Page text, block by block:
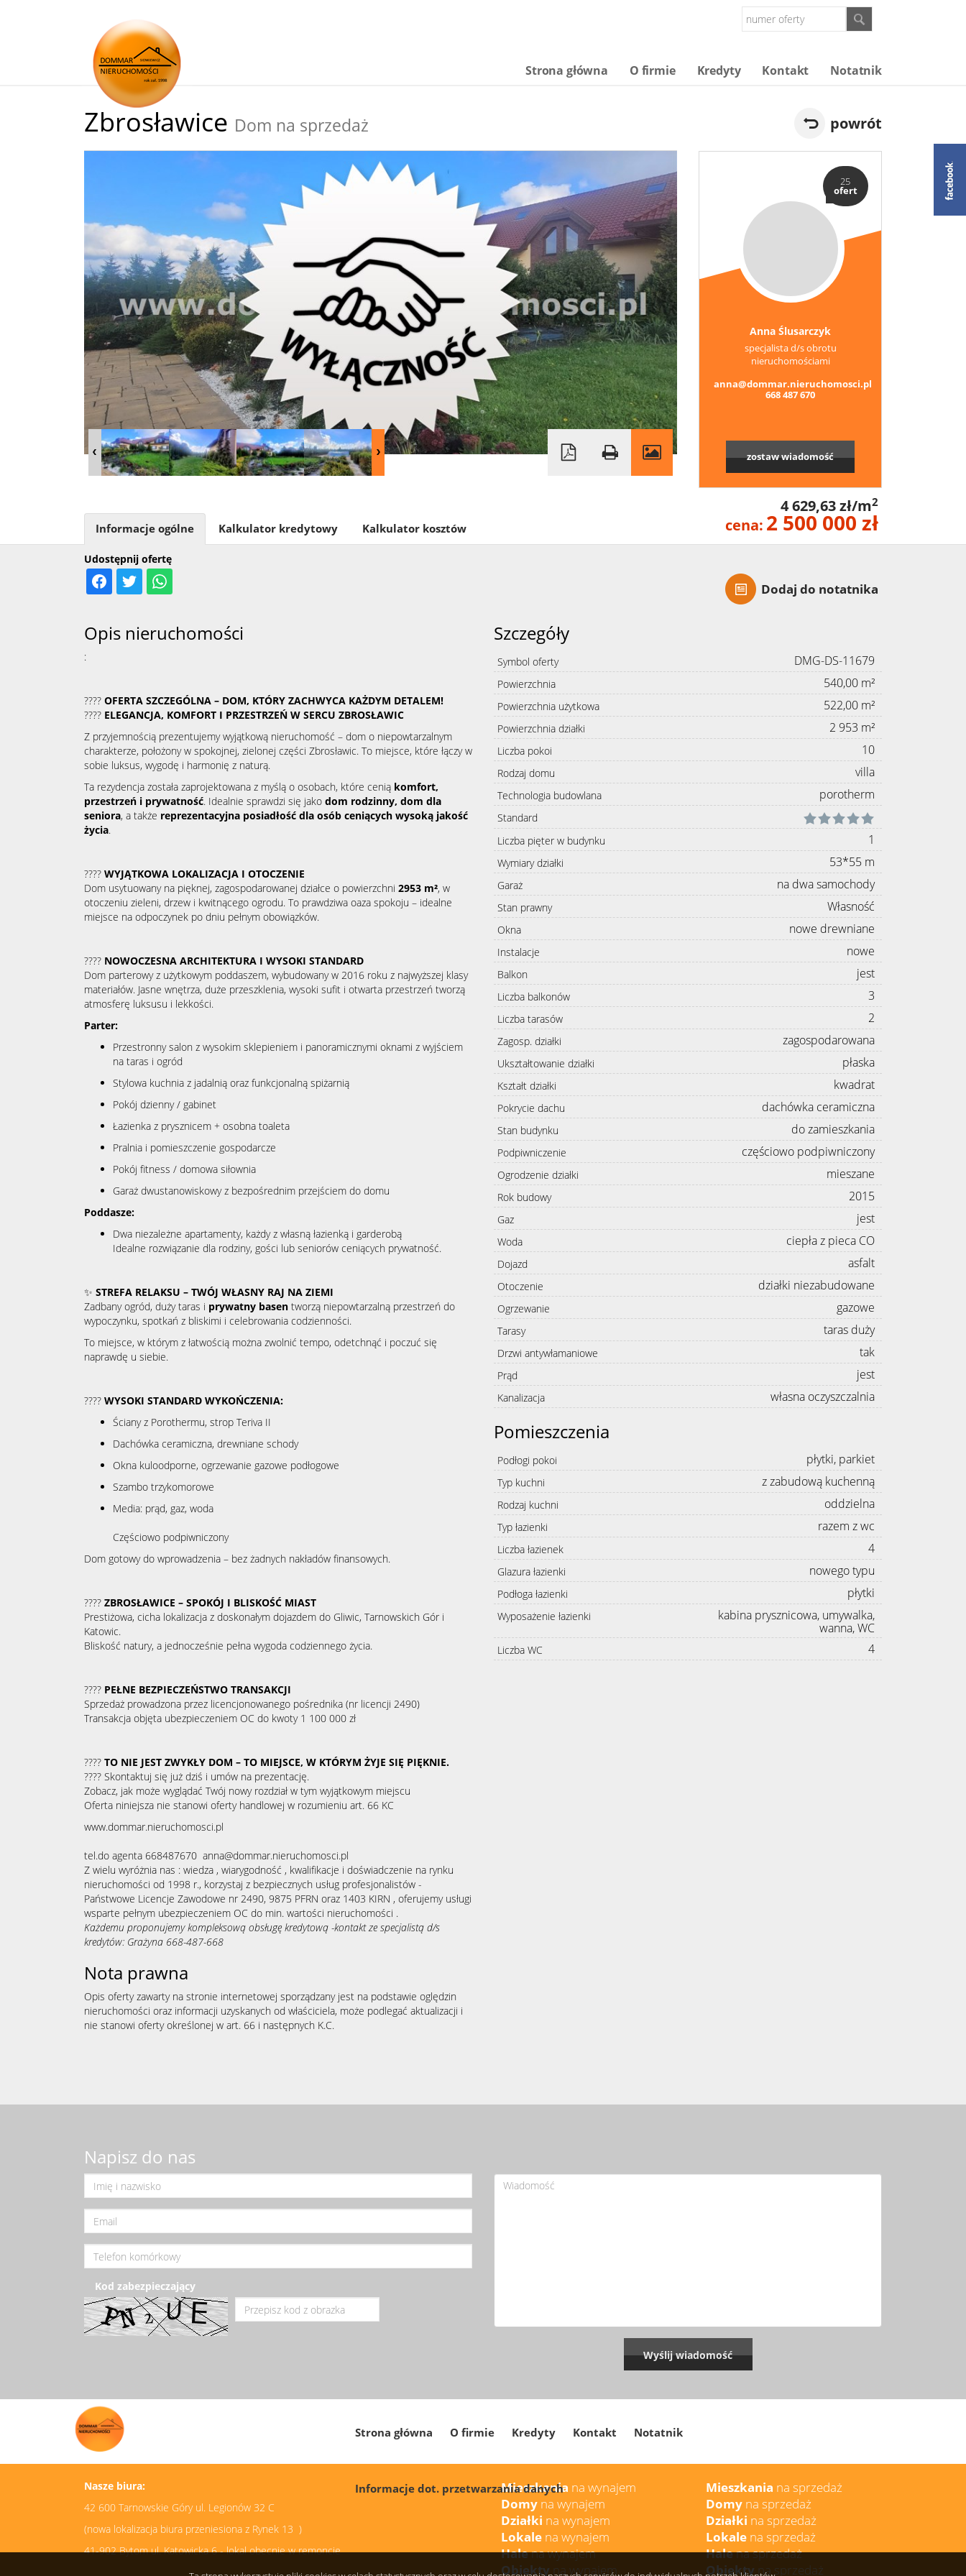
Strona główna O firmie Kredyty Kontakt Notatnik
Zbrosławice Dom na sprzedaż powrót
25
ofert
Anna Ślusarczyk
specjalista d/s obrotu
nieruchomościami
anna@dommar.nieruchomosci.pl
668 487 670
zostaw wiadomość
4 629,63 zł/m2
cena: 2 500 000 zł
Dodaj do notatnika
Udostępnij ofertę
Informacje ogólne Kalkulator kredytowy Kalkulator kosztów
Opis nieruchomości
:
???? OFERTA SZCZEGÓLNA – DOM, KTÓRY ZACHWYCA KAŻDYM DETALEM!
???? ELEGANCJA, KOMFORT I PRZESTRZEŃ W SERCU ZBROSŁAWIC
Z przyjemnością prezentujemy wyjątkową nieruchomość – dom o niepowtarzalnym
charakterze, położony w spokojnej, zielonej części Zbrosławic. To miejsce, które łączy w
sobie luksus, wygodę i harmonię z naturą.
Ta rezydencja została zaprojektowana z myślą o osobach, które cenią komfort,
przestrzeń i prywatność. Idealnie sprawdzi się jako dom rodzinny, dom dla
seniora, a także reprezentacyjna posiadłość dla osób ceniących wysoką jakość
życia.
???? WYJĄTKOWA LOKALIZACJA I OTOCZENIE
Dom usytuowany na pięknej, zagospodarowanej działce o powierzchni 2953 m², w
otoczeniu zieleni, drzew i kwitnącego ogrodu. To prawdziwa oaza spokoju – idealne
miejsce na odpoczynek po dniu pełnym obowiązków.
???? NOWOCZESNA ARCHITEKTURA I WYSOKI STANDARD
Dom parterowy z użytkowym poddaszem, wybudowany w 2016 roku z najwyższej klasy
materiałów. Jasne wnętrza, duże przeszklenia, wysoki sufit i otwarta przestrzeń tworzą
atmosferę luksusu i lekkości.
Parter:
Przestronny salon z wysokim sklepieniem i panoramicznymi oknami z wyjściem
na taras i ogród
Stylowa kuchnia z jadalnią oraz funkcjonalną spiżarnią
Pokój dzienny / gabinet
Łazienka z prysznicem + osobna toaleta
Pralnia i pomieszczenie gospodarcze
Pokój fitness / domowa siłownia
Garaż dwustanowiskowy z bezpośrednim przejściem do domu
Poddasze:
Dwa niezależne apartamenty, każdy z własną łazienką i garderobą
Idealne rozwiązanie dla rodziny, gości lub seniorów ceniących prywatność.
✨ STREFA RELAKSU – TWÓJ WŁASNY RAJ NA ZIEMI
Zadbany ogród, duży taras i prywatny basen tworzą niepowtarzalną przestrzeń do
wypoczynku, spotkań z bliskimi i celebrowania codzienności.
To miejsce, w którym z łatwością można zwolnić tempo, odetchnąć i poczuć się
naprawdę u siebie.
????️ WYSOKI STANDARD WYKOŃCZENIA:
Ściany z Porothermu, strop Teriva II
Dachówka ceramiczna, drewniane schody
Okna kuloodporne, ogrzewanie gazowe podłogowe
Szambo trzykomorowe
Media: prąd, gaz, woda
Częściowo podpiwniczony
Dom gotowy do wprowadzenia – bez żadnych nakładów finansowych.
???? ZBROSŁAWICE – SPOKÓJ I BLISKOŚĆ MIAST
Prestiżowa, cicha lokalizacja z doskonałym dojazdem do Gliwic, Tarnowskich Gór i
Katowic.
Bliskość natury, a jednocześnie pełna wygoda codziennego życia.
???? PEŁNE BEZPIECZEŃSTWO TRANSAKCJI
Sprzedaż prowadzona przez licencjonowanego pośrednika (nr licencji 2490)
Transakcja objęta ubezpieczeniem OC do kwoty 1 100 000 zł
???? TO NIE JEST ZWYKŁY DOM – TO MIEJSCE, W KTÓRYM ŻYJE SIĘ PIĘKNIE.
???? Skontaktuj się już dziś i umów na prezentację.
Zobacz, jak może wyglądać Twój nowy rozdział w tym wyjątkowym miejscu
Oferta niniejsza nie stanowi oferty handlowej w rozumieniu art. 66 KC
www.dommar.nieruchomosci.pl
tel.do agenta 668487670 anna@dommar.nieruchomosci.pl
Z wielu wyróżnia nas : wiedza , wiarygodność , kwalifikacje i doświadczenie na rynku
nieruchomości od 1998 r., korzystaj z bezpiecznych usług profesjonalistów -
Państwowe Licencje Zawodowe nr 2490, 9875 PFRN oraz 1403 KIRN , oferujemy usługi
wsparte pełnym ubezpieczeniem OC do min. wartości nieruchomości .
Każdemu proponujemy kompleksową obsługę kredytową -kontakt ze specjalistą d/s
kredytów: Grażyna 668-487-668
Nota prawna
Opis oferty zawarty na stronie internetowej sporządzany jest na podstawie oględzin
nieruchomości oraz informacji uzyskanych od właściciela, może podlegać aktualizacji i
nie stanowi oferty określonej w art. 66 i następnych K.C.
Szczegóły
Symbol oferty DMG-DS-11679
Powierzchnia 540,00 m²
Powierzchnia użytkowa 522,00 m²
Powierzchnia działki 2 953 m²
Liczba pokoi 10
Rodzaj domu villa
Technologia budowlana porotherm
Standard
Liczba pięter w budynku
1
Wymiary działki 53*55 m
Garaż na dwa samochody
Stan prawny Własność
Okna nowe drewniane
Instalacje nowe
Balkon jest
Liczba balkonów 3
Liczba tarasów 2
Zagosp. działki zagospodarowana
Ukształtowanie działki płaska
Kształt działki kwadrat
Pokrycie dachu dachówka ceramiczna
Stan budynku do zamieszkania
Podpiwniczenie częściowo podpiwniczony
Ogrodzenie działki mieszane
Rok budowy 2015
Gaz jest
Woda ciepła z pieca CO
Dojazd asfalt
Otoczenie działki niezabudowane
Ogrzewanie gazowe
Tarasy taras duży
Drzwi antywłamaniowe tak
Prąd jest
Kanalizacja własna oczyszczalnia
Pomieszczenia
Podłogi pokoi płytki, parkiet
Typ kuchni z zabudową kuchenną
Rodzaj kuchni oddzielna
Typ łazienki razem z wc
Liczba łazienek 4
Glazura łazienki nowego typu
Podłoga łazienki płytki
Wyposażenie łazienki
kabina prysznicowa, umywalka,
wanna, WC
Liczba WC 4
Napisz do nas
Kod zabezpieczający
Strona główna O firmie Kredyty Kontakt Notatnik
Informacje dot. przetwarzania danych
Nasze biura:
42 600 Tarnowskie Góry ul. Legionów 32 C
(nowa lokalizacja biura przeniesiona z Rynek 13 )
41-902 Bytom ul. Katowicka 6 - lokal obecnie w remoncie
Mieszkania na wynajem
Domy na wynajem
Działki na wynajem
Lokale na wynajem
Halena wynajem
Obiekty na wynajem
Mieszkania na sprzedaż
Domy na sprzedaż
Działki na sprzedaż
Lokale na sprzedaż
Halena sprzedaż
Obiekty na sprzedaż